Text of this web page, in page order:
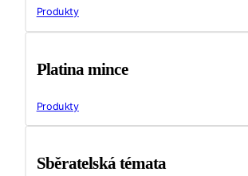
Produkty
Platina mince
Produkty
Sběratelská témata